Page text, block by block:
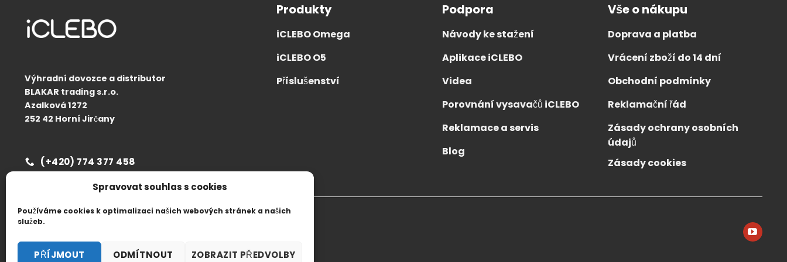
Spravovat souhlas s cookies
Používáme cookies k optimalizaci našich webových stránek a našich
služeb.
PŘÍJMOUT ODMÍTNOUT ZOBRAZIT PŘEDVOLBY
Díky širokoúhlé kameře s
pozorovacím úhlem 130 stupňů
vytváří mapu s vysokou přesností.
Korejský výrobce domácích a
průmyslových robotů na světě již
design od společnosti
Výhradní dovozce a distributor
BLAKAR trading s.r.o.
Azalková 1272
252 42 Horní Jirčany
(+420) 774 377 458
Produkty
iCLEBO Omega
iCLEBO O5
Příslušenství
Podpora
Návody ke stažení
Aplikace iCLEBO
Videa
Porovnání vysavačů iCLEBO
Reklamace a servis
Blog
Vše o nákupu
Doprava a platba
Vrácení zboží do 14 dní
Obchodní podmínky
Reklamační řád
Zásady ochrany osobních
údajů
Zásady cookies